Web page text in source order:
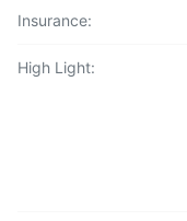
Insurance:
High Light: